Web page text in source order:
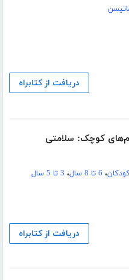
دریافت از کتابراه
کوچک: سلامتی
، 6 تا 8 سال ، 3 تا 5 سال
دریافت از کتابراه